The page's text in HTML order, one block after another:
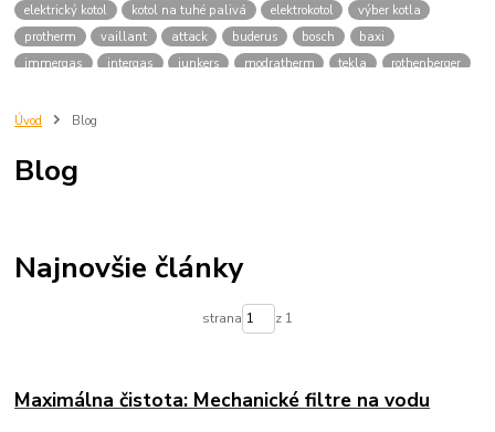
elektrický kotol
kotol na tuhé palivá elektrokotol
výber kotla
protherm
vaillant attack buderus bosch
baxi
immergas
intergas junkers modratherm tekla
rothenberger
trnava
eshop
radiatory lacno
mechanické filtre pre domácnosť
údržba filtra na vodu
chutná pitná voda
zdravie a voda
Úvod Blog
Blog
Najnovšie články
strana z 1
Maximálna čistota: Mechanické filtre na vodu